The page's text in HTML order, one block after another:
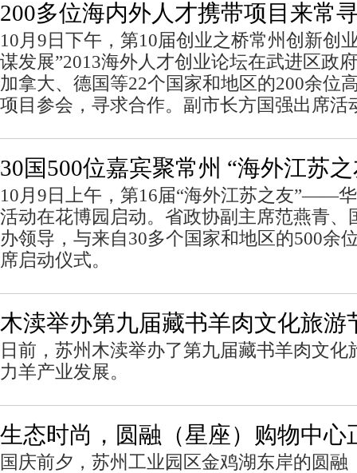
200多位海内外人才携带项目来常
10月9日下午，第10届创业之桥常州创新创
谋发展”2013海外人才创业论坛在武进区政
加拿大、德国等22个国家和地区的200余位
项目参会，寻求合作。副市长方国强出席活
30国500位嘉宾聚常州 “海外江苏
10月9日上午，第16届“海外江苏之友”——
活动在花博园启动。省政协副主席范燕青、
办领导，与来自30多个国家和地区的500余
席启动仪式。
木渎举办第九届藏书羊肉文化旅游
日前，苏州木渎举办了第九届藏书羊肉文化
力羊产业发展。
生态时尚，圆融（星座）购物中心
国庆前夕，苏州工业园区金鸡湖东岸的圆融